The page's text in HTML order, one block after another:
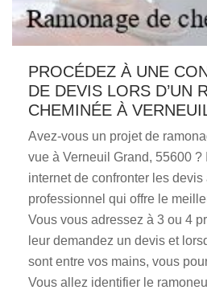
PROCÉDEZ À UNE
DE DEVIS LORS D’UN
CHEMINÉE À
Avez-vous un projet de
vue à Verneuil Grand, 55600 ?
internet de confronter les devis
professionnel qui offre le
Vous vous adressez à 3 ou 4
leur demandez un devis et
sont entre vos mains, vous
Vous allez identifier le